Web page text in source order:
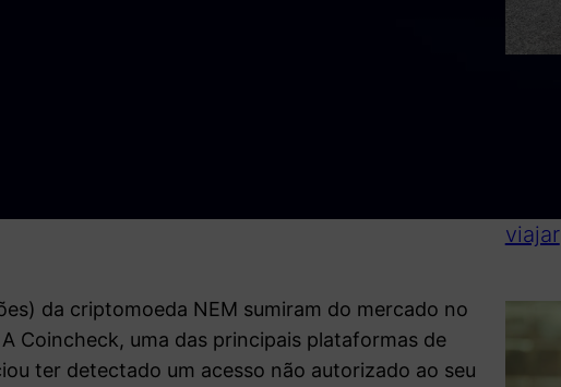
da criptomoeda NEM sumiram do mercado no
Coincheck, uma das principais plataformas de
ter detectado um acesso não autorizado ao seu
viajar